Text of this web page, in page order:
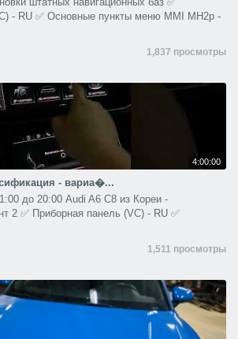
- RU ✅ Основные пункты меню MMI MH2p -
1,837 просмотры
4:00:00
- вариа�...
до 20:00 Audi A6 С8 из Кореи -
2 ✅ Приборная панель (VC) - RU ✅
1,511 просмотры